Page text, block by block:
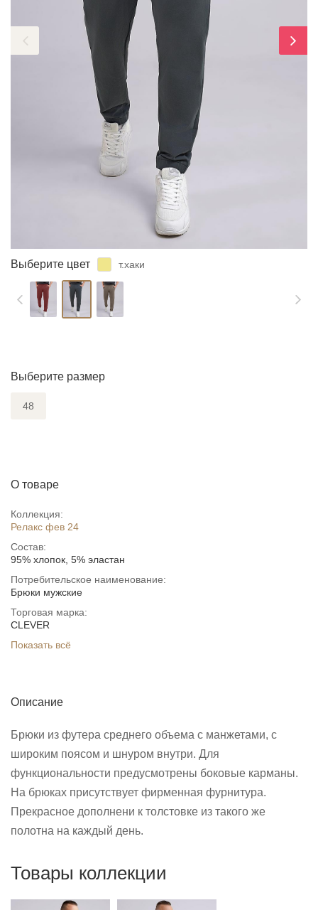
Выберите цвет т.хаки
Выберите размер
48
О товаре
Коллекция:
Релакс фев 24
Состав:
95% хлопок, 5% эластан
Потребительское наименование:
Брюки мужские
Торговая марка:
CLEVER
Показать всё
Описание
Брюки из футера среднего объема с манжетами, с
широким поясом и шнуром внутри. Для
функциональности предусмотрены боковые карманы.
На брюках присутствует фирменная фурнитура.
Прекрасное дополнени к толстовке из такого же
полотна на каждый день.
Товары коллекции